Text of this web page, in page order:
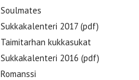
Soulmates
Sukkakalenteri 2017 (pdf)
Taimitarhan kukkasukat
Sukkakalenteri 2016 (pdf)
Romanssi